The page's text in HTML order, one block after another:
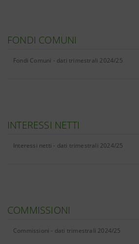
FONDI COMUNI
Fondi Comuni - dati trimestrali 2024/25
INTERESSI NETTI
Interessi netti - dati trimestrali 2024/25
COMMISSIONI
Commissioni - dati trimestrali 2024/25